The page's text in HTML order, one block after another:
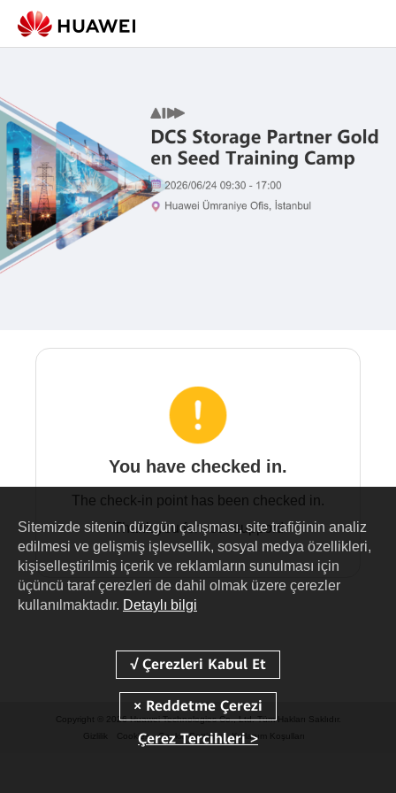
You have checked in.
The check-in point has been checked in.
Thank you for your support!
Copyright © 2026 Huawei Technologies Co., Ltd. Tüm Hakları Saklıdır.
Gizlilik
Cookies Cookie Settings Kullanım Koşulları
Sitemizde sitenin düzgün çalışması, site trafiğinin analiz
edilmesi ve gelişmiş işlevsellik, sosyal medya özellikleri,
kişiselleştirilmiş içerik ve reklamların sunulması için
üçüncü taraf çerezleri de dahil olmak üzere çerezler
kullanılmaktadır. Detaylı bilgi
Çerez Tercihleri >